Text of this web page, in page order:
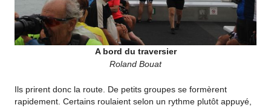
A bord du traversier
Roland Bouat
Ils prirent donc la route. De petits groupes se formèrent
rapidement. Certains roulaient selon un rythme plutôt appuyé,